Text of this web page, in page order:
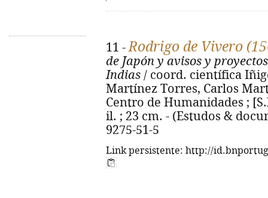
11 -Rodrigo de Vivero
de Japón y avisos y
Indias / coord. científica
Martínez Torres, Carlos
Centro de Humanidades ;
il. ; 23 cm. - (Estudos &
9275-51-5
Link persistente: http://